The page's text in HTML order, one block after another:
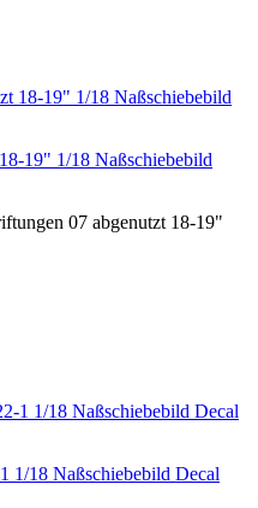
19" 1/18 Naßschiebebild
07 abgenutzt 18-19"
1/18 Naßschiebebild Decal